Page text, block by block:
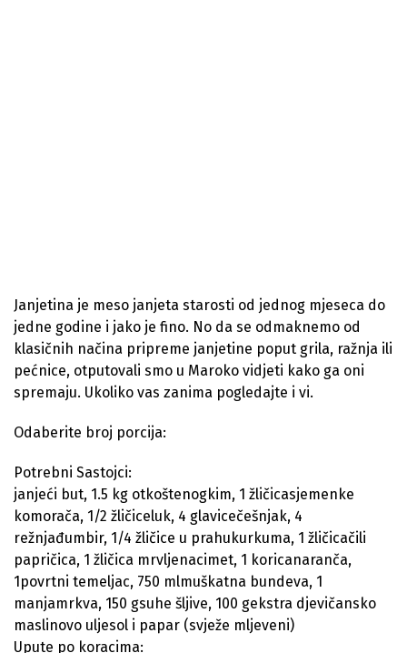
Janjetina je meso janjeta starosti od jednog mjeseca do
jedne godine i jako je fino. No da se odmaknemo od
klasičnih načina pripreme janjetine poput grila, ražnja ili
pećnice, otputovali smo u Maroko vidjeti kako ga oni
spremaju. Ukoliko vas zanima pogledajte i vi.
Odaberite broj porcija:
Potrebni Sastojci:
janjeći but, 1.5 kg otkoštenogkim, 1 žličicasjemenke
komorača, 1/2 žličiceluk, 4 glavicečešnjak, 4
režnjađumbir, 1/4 žličice u prahukurkuma, 1 žličicačili
papričica, 1 žličica mrvljenacimet, 1 koricanaranča,
1povrtni temeljac, 750 mlmuškatna bundeva, 1
manjamrkva, 150 gsuhe šljive, 100 gekstra djevičansko
maslinovo uljesol i papar (svježe mljeveni)
Upute po koracima: